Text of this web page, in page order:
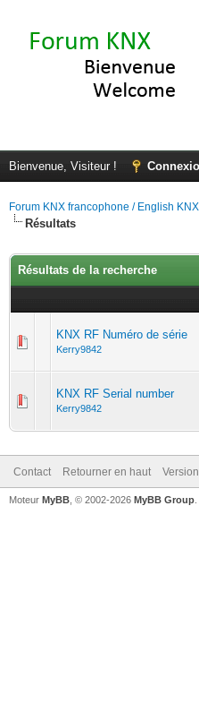
Bienvenue, Visiteur !
Forum KNX francophone / English
Résultats
Résultats de la recherche
KNX RF Numéro de série
Kerry9842
KNX RF Serial number
Kerry9842
Contact Retourner en haut
Moteur MyBB , © 2002-2026 MyBB Group